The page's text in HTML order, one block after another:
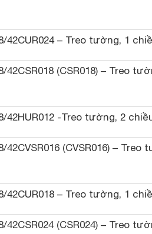
42CUR024 – Treo tường, 1
(CSR018) – Treo
42HUR012 -Treo tường, 2
(CVSR016) – Treo
42CUR018 – Treo tường, 1
(CSR024) – Treo